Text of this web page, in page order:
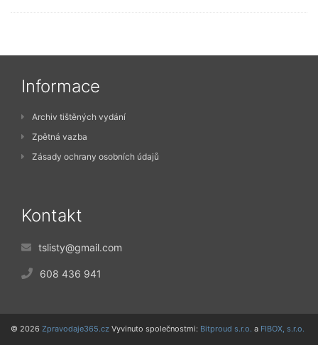
Informace
Archiv tištěných vydání
Zpětná vazba
Zásady ochrany osobních údajů
Kontakt
tslisty@gmail.com
608 436 941
© 2026 Zpravodaje365.cz Vyvinuto společnostmi: Bitproud s.r.o. a FIBOX, s.r.o.